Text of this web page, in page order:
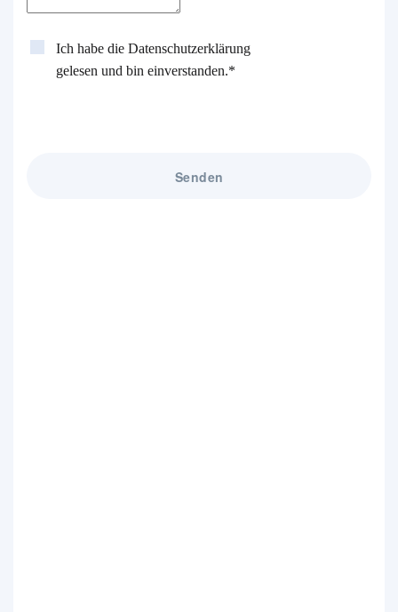
Ich habe die Datenschutzerklärung
gelesen und bin einverstanden.*
Senden